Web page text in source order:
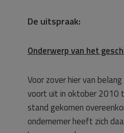
De uitspraak:
Onderwerp van het
Voor zover hier van
voort uit in oktober 2010
stand gekomen
ondernemer heeft zich